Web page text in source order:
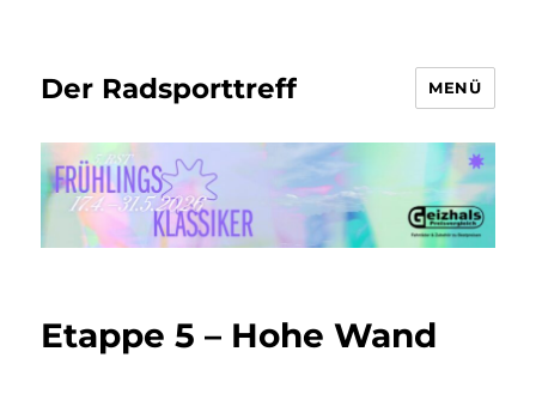
Der Radsporttreff MENÜ
Etappe 5 – Hohe Wand